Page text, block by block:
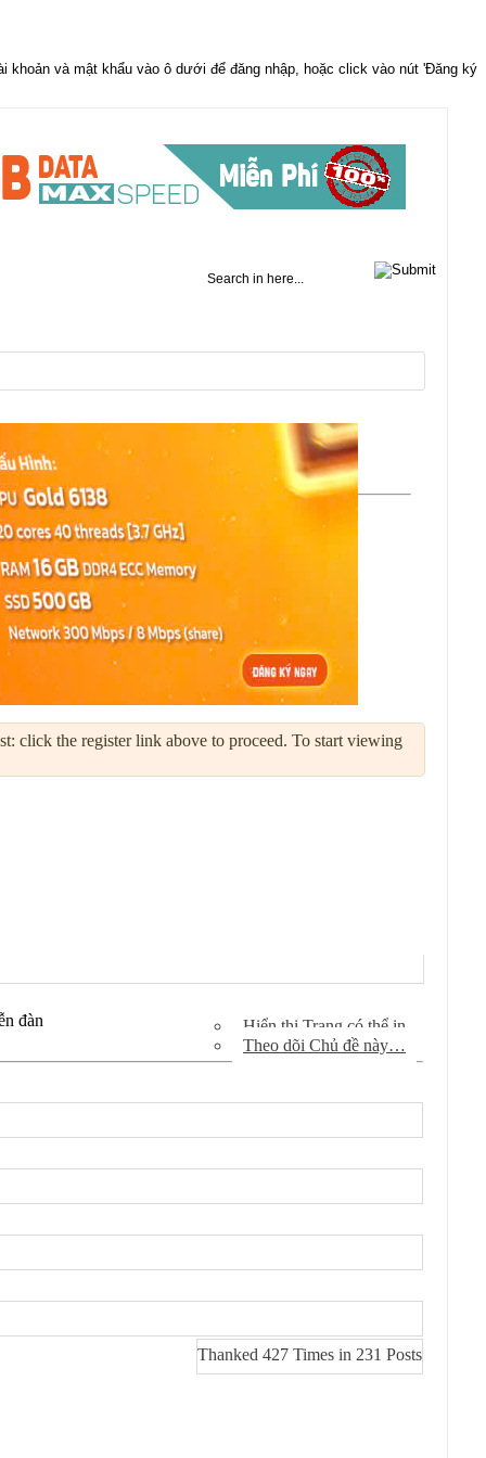
click the register link above to proceed. To start viewing
Hiển thị Trang có thể in
Theo dõi Chủ đề này…
Xem bài viết diễn đàn
Thanked 427 Times in 231 Posts